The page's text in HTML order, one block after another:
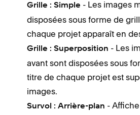
Grille : Simple - Les images
disposées sous forme de
chaque projet apparaît en
Grille : Superposition - Les
avant sont disposées sous
titre de chaque projet est
images.
Survol : Arrière-plan -